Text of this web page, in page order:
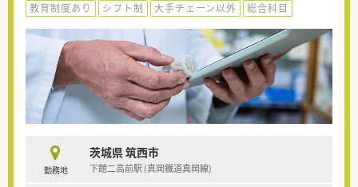
教育制度あり
シフト制 大手チェーン以外 総合科目
勤務地
茨城県 筑西市
下館二高前駅 (真岡鐵道真岡線)